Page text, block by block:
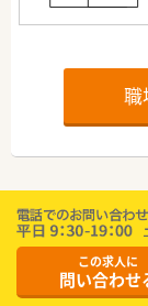
職
この求人に
問い合わせ